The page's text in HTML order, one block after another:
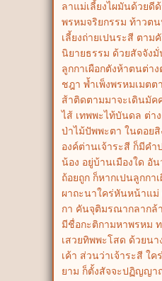
ลาแม่เลี้ยงไผมันด้วยดี
พรหมจริยกรรม ท้าวต
เลี้ยงถ่ายเปนระสี ตาม
นิยายธรรม ด้วยสัจจัง
ลูกกาเผือกตังห้าตนต่า
ชฎา พ้ำเพ็งพรหมเมต
ส้าติดตามมาจะเดินมัค
ไส้ เทพพะไท้บันดล ต่า
ป่าไม้ปัพพะตา ในดอย
องค์ต่านเจ้าระสี ก็มีค
น้อง อยู่บ้านเมืองใด อั
ถ้อยถูก ก็หากเปนลูกกา
ผาถะนาใคร่หันหน้าแ
กา คันจุติมรณากลากล้
มีชื่อกะติกามหาพรหม
เสวยทิพพะโสด ด้วยน
เค้า ส่วนว่าเจ้าระสี ใ
ยาม ก็ตั้งสัจจะปฏิญญา